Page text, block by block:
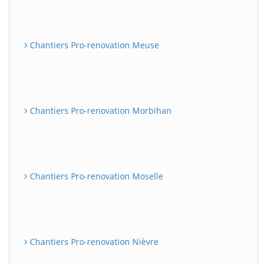
Chantiers Pro-renovation Meuse
Chantiers Pro-renovation Morbihan
Chantiers Pro-renovation Moselle
Chantiers Pro-renovation Nièvre